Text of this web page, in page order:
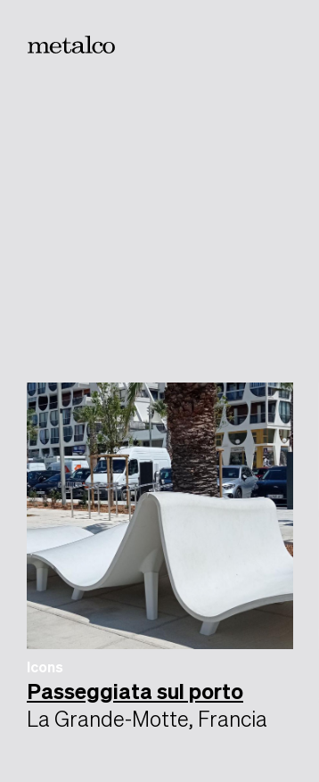
Icons
Passeggiata sul porto
La Grande-Motte, Francia